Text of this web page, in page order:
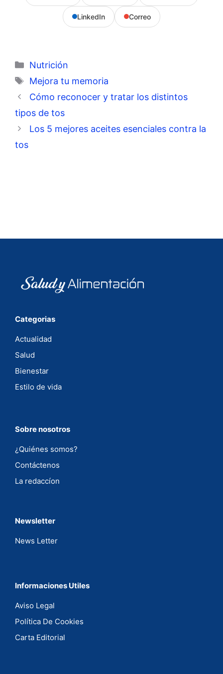
LinkedIn Correo
Categorías
Nutrición
Etiquetas
Mejora tu memoria
Cómo reconocer y tratar los distintos
tipos de tos
Los 5 mejores aceites esenciales contra la
tos
Categorias
Actualidad
Salud
Bienestar
Estilo de vida
Sobre nosotros
¿Quiénes somos?
Contáctenos
La redaccíon
Newsletter
News Letter
Informaciones Utiles
Aviso Legal
Política De Cookies
Carta Editorial